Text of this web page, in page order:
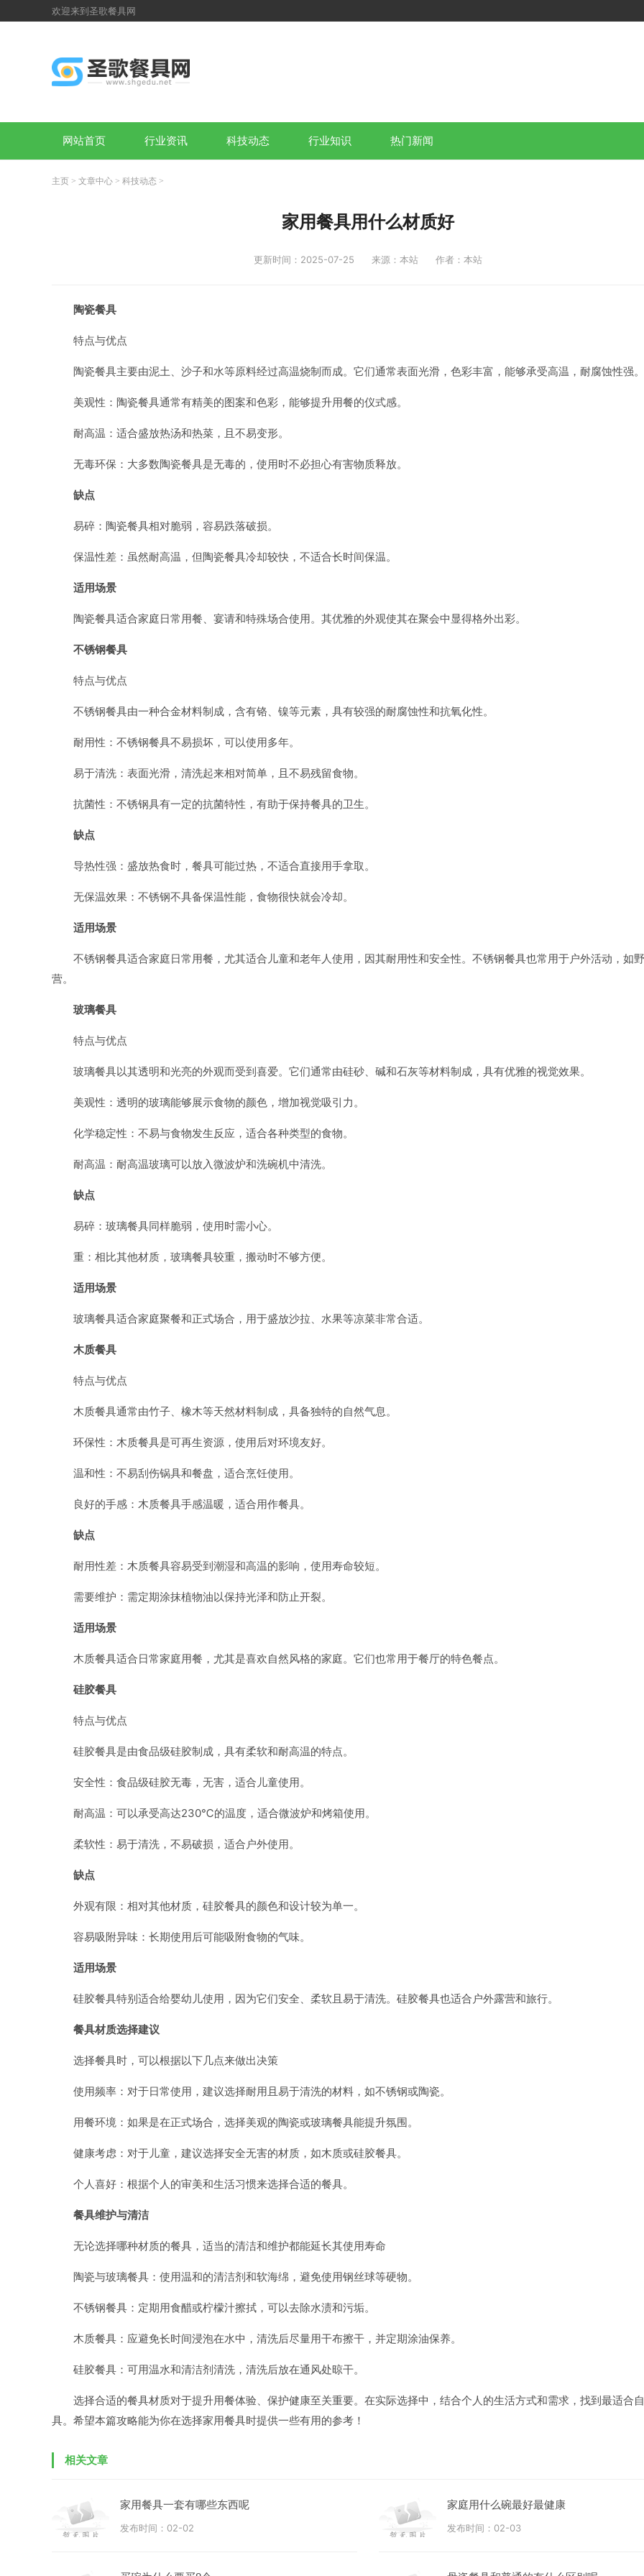
欢迎来到圣歌餐具网
网站首页 行业资讯 科技动态 行业知识 热门新闻
主页 > 文章中心 > 科技动态 >
家用餐具用什么材质好
更新时间：2025-07-25 来源：本站 作者：本站
陶瓷餐具
特点与优点
陶瓷餐具主要由泥土、沙子和水等原料经过高温烧制而成。它们通常表面光滑，色彩丰富，能够承受高温，耐腐蚀性强。
美观性：陶瓷餐具通常有精美的图案和色彩，能够提升用餐的仪式感。
耐高温：适合盛放热汤和热菜，且不易变形。
无毒环保：大多数陶瓷餐具是无毒的，使用时不必担心有害物质释放。
缺点
易碎：陶瓷餐具相对脆弱，容易跌落破损。
保温性差：虽然耐高温，但陶瓷餐具冷却较快，不适合长时间保温。
适用场景
陶瓷餐具适合家庭日常用餐、宴请和特殊场合使用。其优雅的外观使其在聚会中显得格外出彩。
不锈钢餐具
特点与优点
不锈钢餐具由一种合金材料制成，含有铬、镍等元素，具有较强的耐腐蚀性和抗氧化性。
耐用性：不锈钢餐具不易损坏，可以使用多年。
易于清洗：表面光滑，清洗起来相对简单，且不易残留食物。
抗菌性：不锈钢具有一定的抗菌特性，有助于保持餐具的卫生。
缺点
导热性强：盛放热食时，餐具可能过热，不适合直接用手拿取。
无保温效果：不锈钢不具备保温性能，食物很快就会冷却。
适用场景
不锈钢餐具适合家庭日常用餐，尤其适合儿童和老年人使用，因其耐用性和安全性。不锈钢餐具也常用于户外活动，如
营。
玻璃餐具
特点与优点
玻璃餐具以其透明和光亮的外观而受到喜爱。它们通常由硅砂、碱和石灰等材料制成，具有优雅的视觉效果。
美观性：透明的玻璃能够展示食物的颜色，增加视觉吸引力。
化学稳定性：不易与食物发生反应，适合各种类型的食物。
耐高温：耐高温玻璃可以放入微波炉和洗碗机中清洗。
缺点
易碎：玻璃餐具同样脆弱，使用时需小心。
重：相比其他材质，玻璃餐具较重，搬动时不够方便。
适用场景
玻璃餐具适合家庭聚餐和正式场合，用于盛放沙拉、水果等凉菜非常合适。
木质餐具
特点与优点
木质餐具通常由竹子、橡木等天然材料制成，具备独特的自然气息。
环保性：木质餐具是可再生资源，使用后对环境友好。
温和性：不易刮伤锅具和餐盘，适合烹饪使用。
良好的手感：木质餐具手感温暖，适合用作餐具。
缺点
耐用性差：木质餐具容易受到潮湿和高温的影响，使用寿命较短。
需要维护：需定期涂抹植物油以保持光泽和防止开裂。
适用场景
木质餐具适合日常家庭用餐，尤其是喜欢自然风格的家庭。它们也常用于餐厅的特色餐点。
硅胶餐具
特点与优点
硅胶餐具是由食品级硅胶制成，具有柔软和耐高温的特点。
安全性：食品级硅胶无毒，无害，适合儿童使用。
耐高温：可以承受高达230℃的温度，适合微波炉和烤箱使用。
柔软性：易于清洗，不易破损，适合户外使用。
缺点
外观有限：相对其他材质，硅胶餐具的颜色和设计较为单一。
容易吸附异味：长期使用后可能吸附食物的气味。
适用场景
硅胶餐具特别适合给婴幼儿使用，因为它们安全、柔软且易于清洗。硅胶餐具也适合户外露营和旅行。
餐具材质选择建议
选择餐具时，可以根据以下几点来做出决策
使用频率：对于日常使用，建议选择耐用且易于清洗的材料，如不锈钢或陶瓷。
用餐环境：如果是在正式场合，选择美观的陶瓷或玻璃餐具能提升氛围。
健康考虑：对于儿童，建议选择安全无害的材质，如木质或硅胶餐具。
个人喜好：根据个人的审美和生活习惯来选择合适的餐具。
餐具维护与清洁
无论选择哪种材质的餐具，适当的清洁和维护都能延长其使用寿命
陶瓷与玻璃餐具：使用温和的清洁剂和软海绵，避免使用钢丝球等硬物。
不锈钢餐具：定期用食醋或柠檬汁擦拭，可以去除水渍和污垢。
木质餐具：应避免长时间浸泡在水中，清洗后尽量用干布擦干，并定期涂油保养。
硅胶餐具：可用温水和清洁剂清洗，清洗后放在通风处晾干。
选择合适的餐具材质对于提升用餐体验、保护健康至关重要。在实际选择中，结合个人的生活方式和需求，找到最适合
具。希望本篇攻略能为你在选择家用餐具时提供一些有用的参考！
相关文章
家用餐具一套有哪些东西呢
发布时间：02-02
家庭用什么碗最好最健康
发布时间：02-03